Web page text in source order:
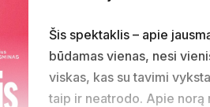
Šis spektaklis – apie
būdamas vienas, nesi
viskas, kas su tavimi
taip ir neatrodo. Apie norą